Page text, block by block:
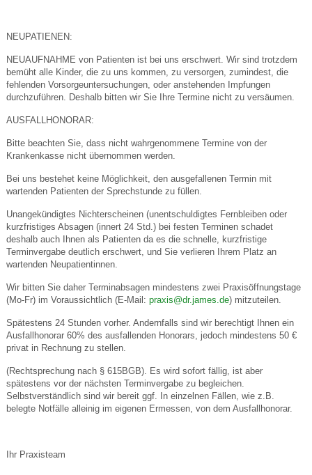
NEUPATIENEN:
NEUAUFNAHME von Patienten ist bei uns erschwert. Wir sind trotzdem
bemüht alle Kinder, die zu uns kommen, zu versorgen, zumindest, die
fehlenden Vorsorgeuntersuchungen, oder anstehenden Impfungen
durchzuführen. Deshalb bitten wir Sie Ihre Termine nicht zu versäumen.
AUSFALLHONORAR:
Bitte beachten Sie, dass nicht wahrgenommene Termine von der
Krankenkasse nicht übernommen werden.
Bei uns bestehet keine Möglichkeit, den ausgefallenen Termin mit
wartenden Patienten der Sprechstunde zu füllen.
Unangekündigtes Nichterscheinen (unentschuldigtes Fernbleiben oder
kurzfristiges Absagen (innert 24 Std.) bei festen Terminen schadet
deshalb auch Ihnen als Patienten da es die schnelle, kurzfristige
Terminvergabe deutlich erschwert, und Sie verlieren Ihrem Platz an
wartenden Neupatientinnen.
Wir bitten Sie daher Terminabsagen mindestens zwei Praxisöffnungstage
(Mo-Fr) im Voraussichtlich (E-Mail: praxis@dr.james.de) mitzuteilen.
Spätestens 24 Stunden vorher. Andernfalls sind wir berechtigt Ihnen ein
Ausfallhonorar 60% des ausfallenden Honorars, jedoch mindestens 50 €
privat in Rechnung zu stellen.
(Rechtsprechung nach § 615BGB). Es wird sofort fällig, ist aber
spätestens vor der nächsten Terminvergabe zu begleichen.
Selbstverständlich sind wir bereit ggf. In einzelnen Fällen, wie z.B.
belegte Notfälle alleinig im eigenen Ermessen, von dem Ausfallhonorar.
Ihr Praxisteam